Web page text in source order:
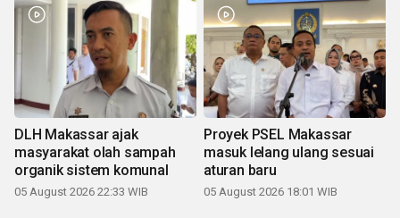
DLH Makassar ajak
masyarakat olah sampah
organik sistem komunal
05 August 2026 22:33 WIB
Proyek PSEL Makassar
masuk lelang ulang sesuai
aturan baru
05 August 2026 18:01 WIB